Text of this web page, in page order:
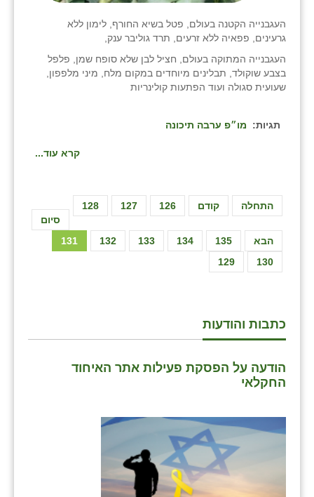
העגבנייה הקטנה בעולם, פטל בשיא החורף, לימון ללא
גרעינים, פפאיה ללא זרעים, תרד גוליבר ענק,
העגבנייה המתוקה בעולם, חציל לבן שלא סופח שמן, פלפל
בצבע שוקולד, תבלינים מיוחדים במקום מלח, מיני מלפפון,
שעועית סגולה ועוד הפתעות קולינריות
תגיות: מו״פ ערבה תיכונה
קרא עוד...
התחלה קודם 126
127
128
129 130
131 132 133 134 135 הבא
סיום
כתבות והודעות
הודעה על הפסקת פעילות אתר האיחוד
החקלאי